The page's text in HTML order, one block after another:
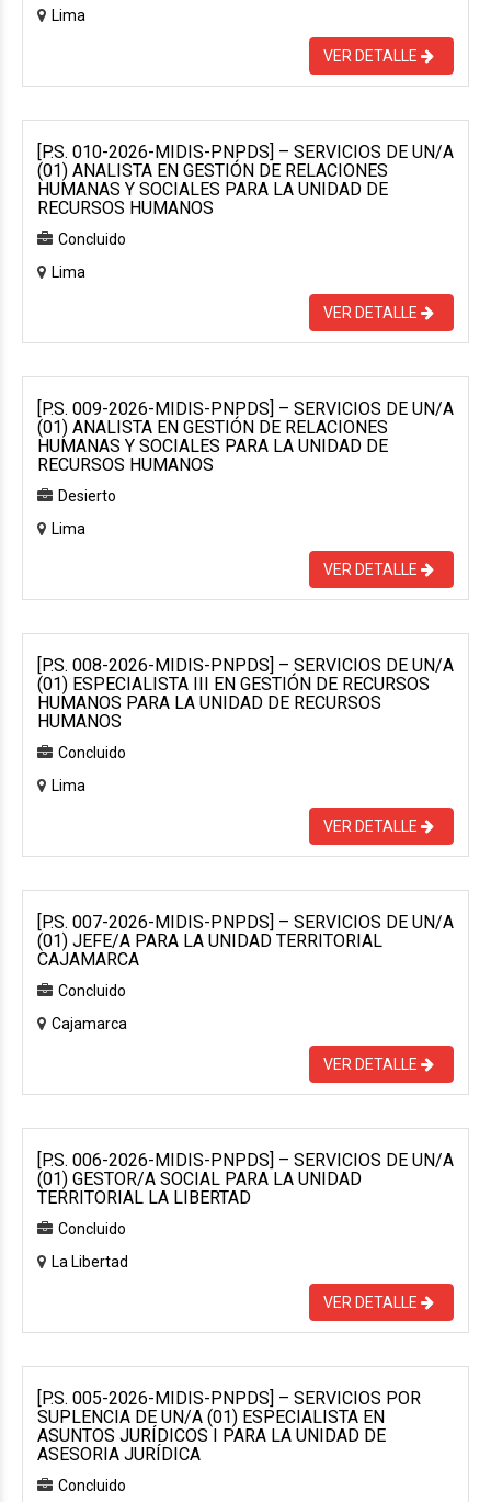
Lima
VER DETALLE
[P.S. 010-2026-MIDIS-PNPDS] – SERVICIOS DE UN/A
(01) ANALISTA EN GESTIÓN DE RELACIONES
HUMANAS Y SOCIALES PARA LA UNIDAD DE
RECURSOS HUMANOS
Concluido
Lima
VER DETALLE
[P.S. 009-2026-MIDIS-PNPDS] – SERVICIOS DE UN/A
(01) ANALISTA EN GESTIÓN DE RELACIONES
HUMANAS Y SOCIALES PARA LA UNIDAD DE
RECURSOS HUMANOS
Desierto
Lima
VER DETALLE
[P.S. 008-2026-MIDIS-PNPDS] – SERVICIOS DE UN/A
(01) ESPECIALISTA III EN GESTIÓN DE RECURSOS
HUMANOS PARA LA UNIDAD DE RECURSOS
HUMANOS
Concluido
Lima
VER DETALLE
[P.S. 007-2026-MIDIS-PNPDS] – SERVICIOS DE UN/A
(01) JEFE/A PARA LA UNIDAD TERRITORIAL
CAJAMARCA
Concluido
Cajamarca
VER DETALLE
[P.S. 006-2026-MIDIS-PNPDS] – SERVICIOS DE UN/A
(01) GESTOR/A SOCIAL PARA LA UNIDAD
TERRITORIAL LA LIBERTAD
Concluido
La Libertad
VER DETALLE
[P.S. 005-2026-MIDIS-PNPDS] – SERVICIOS POR
SUPLENCIA DE UN/A (01) ESPECIALISTA EN
ASUNTOS JURÍDICOS I PARA LA UNIDAD DE
ASESORIA JURÍDICA
Concluido